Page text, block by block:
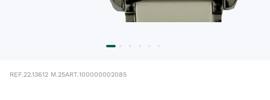
REF.22.13612 M.25ART.100000002085